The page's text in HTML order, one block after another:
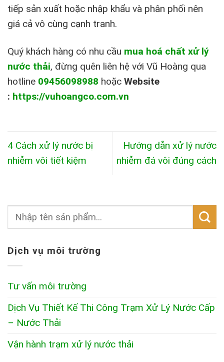
tiếp sản xuất hoặc nhập khẩu và phân phối nên
giá cả vô cùng cạnh tranh.
Quý khách hàng có nhu cầu mua hoá chất xử lý
nước thải, đừng quên liên hệ với Vũ Hoàng qua
hotline 09456098988 hoặc Website
: https://vuhoangco.com.vn
4 Cách xử lý nước bị
nhiễm vôi tiết kiệm
Hướng dẫn xử lý nước
nhiễm đá vôi đúng cách
Dịch vụ môi trường
Tư vấn môi trường
Dịch Vụ Thiết Kế Thi Công Trạm Xử Lý Nước Cấp
– Nước Thải
Vận hành trạm xử lý nước thải